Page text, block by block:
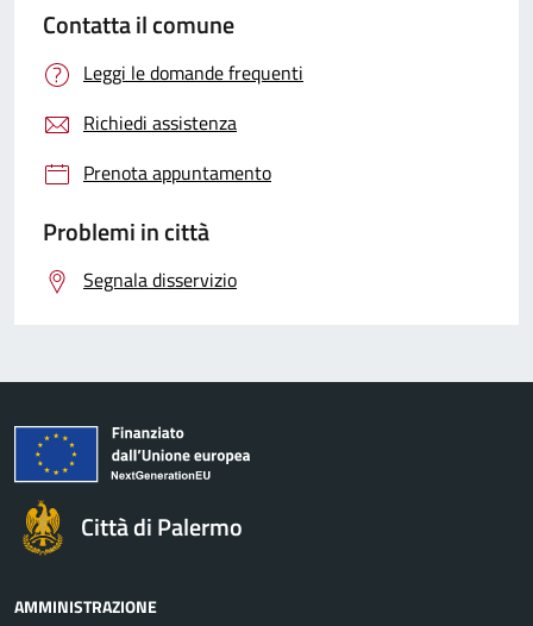
Contatta il comune
Leggi le domande frequenti
Richiedi assistenza
Prenota appuntamento
Problemi in città
Segnala disservizio
Città di Palermo
AMMINISTRAZIONE